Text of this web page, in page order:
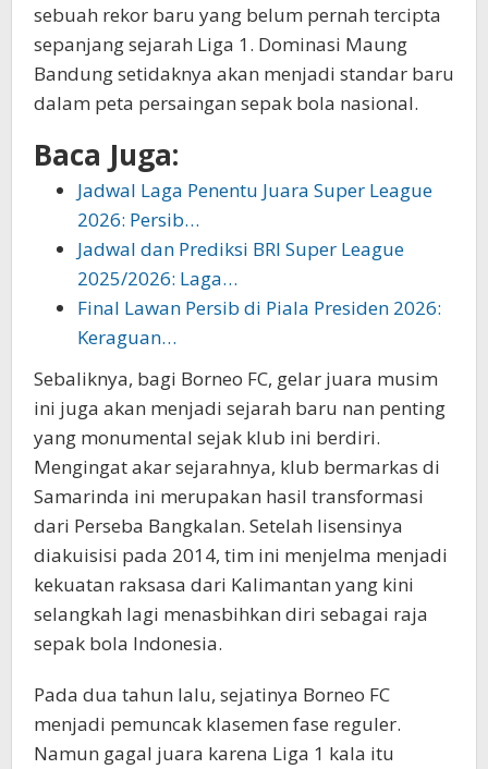
sebuah rekor baru yang belum pernah tercipta
sepanjang sejarah Liga 1. Dominasi Maung
Bandung setidaknya akan menjadi standar baru
dalam peta persaingan sepak bola nasional.
Baca Juga:
Jadwal Laga Penentu Juara Super League
2026: Persib…
Jadwal dan Prediksi BRI Super League
2025/2026: Laga…
Final Lawan Persib di Piala Presiden 2026:
Keraguan…
Sebaliknya, bagi Borneo FC, gelar juara musim
ini juga akan menjadi sejarah baru nan penting
yang monumental sejak klub ini berdiri.
Mengingat akar sejarahnya, klub bermarkas di
Samarinda ini merupakan hasil transformasi
dari Perseba Bangkalan. Setelah lisensinya
diakuisisi pada 2014, tim ini menjelma menjadi
kekuatan raksasa dari Kalimantan yang kini
selangkah lagi menasbihkan diri sebagai raja
sepak bola Indonesia.
Pada dua tahun lalu, sejatinya Borneo FC
menjadi pemuncak klasemen fase reguler.
Namun gagal juara karena Liga 1 kala itu